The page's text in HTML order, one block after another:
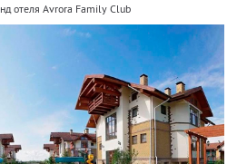
отеля Avrora Family Club